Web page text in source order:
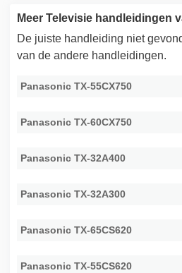
Meer Televisie handleidingen
De juiste handleiding niet
van de andere handleidingen.
Panasonic TX-55CX750
Panasonic TX-60CX750
Panasonic TX-32A400
Panasonic TX-32A300
Panasonic TX-65CS620
Panasonic TX-55CS620